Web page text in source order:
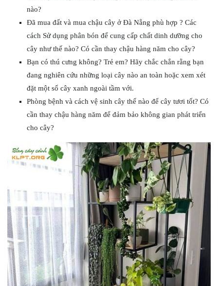
nào?
Đã mua đất và mua chậu cây ở Đà Nẵng phù hợp ? Các
cách Sử dụng phân bón để cung cấp chất dinh dưỡng cho
cây như thế nào? Có cần thay chậu hàng năm cho cây?
Bạn có thú cưng không? Trẻ em? Hãy chắc chắn rằng bạn
đang nghiên cứu những loại cây nào an toàn hoặc xem xét
đặt một số cây xanh ngoài tầm với.
Phòng bệnh và cách vệ sinh cây thế nào để cây tươi tốt? Có
cần thay chậu hàng năm để đảm bảo không gian phát triển
cho cây?